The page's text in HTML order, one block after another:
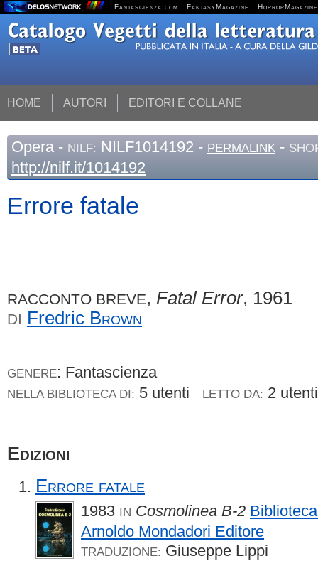
Fantascienza.com FantasyMagazine HorrorMagazine
HOME AUTORI EDITORI E COLLANE
Opera - NILF: NILF1014192 - PERMALINK -
http://nilf.it/1014192
Errore fatale
RACCONTO BREVE, Fatal Error, 1961
DI Fredric Brown
GENERE: Fantascienza
NELLA BIBLIOTECA DI: 5 utenti LETTO DA: 2
Edizioni
Errore fatale
1983 IN Cosmolinea B-2
Arnoldo Mondadori Editore
TRADUZIONE: Giuseppe Lippi